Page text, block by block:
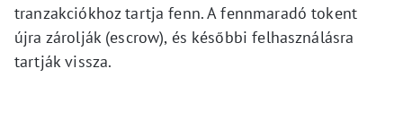
tranzakciókhoz tartja fenn. A fennmaradó tokent
újra zárolják (escrow), és későbbi felhasználásra
tartják vissza.